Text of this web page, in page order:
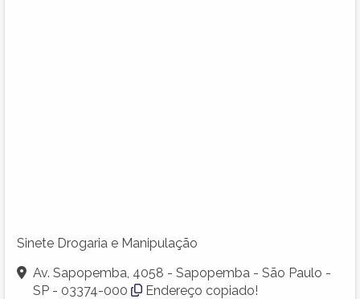
Sinete Drogaria e Manipulação
Av. Sapopemba, 4058 - Sapopemba - São Paulo -
SP - 03374-000
Endereço copiado!